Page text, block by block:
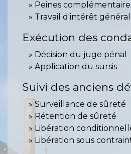
Peines
Travail d'intérêt général
Exécution des
Décision du juge pénal
Application du sursis
Suivi des anciens
Surveillance de sûreté
Rétention de sûreté
Libération
Libération sous